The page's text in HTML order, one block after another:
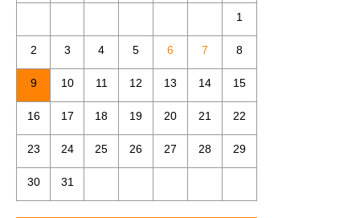
1
2 3 4 5 6 7 8
9 10 11 12 13 14 15
16 17 18 19 20 21 22
23 24 25 26 27 28 29
30 31